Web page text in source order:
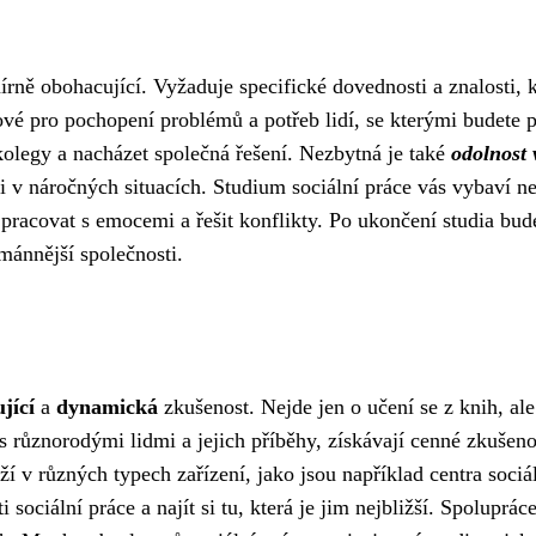
obohacující. Vyžaduje specifické dovednosti a
pro pochopení problémů a potřeb lidí, se kterými budete
a nacházet společná řešení. Nezbytná je také odolnost
náročných situacích. Studium sociální práce vás vybaví
s emocemi a řešit konflikty. Po ukončení studia
společnosti.
a dynamická zkušenost. Nejde jen o učení se z knih,
lidmi a jejich příběhy, získávají cenné
v různých typech zařízení, jako jsou například centra
sociální práce a najít si tu, která je jim nejbližší.